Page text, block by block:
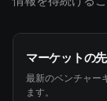
マーケットの
最新のベンチャー
ます。